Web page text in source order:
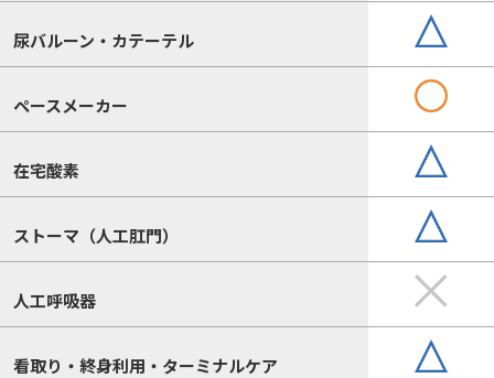
尿バルーン・カテーテル
ペースメーカー
在宅酸素
ストーマ（人工肛門）
人工呼吸器
看取り・終身利用・ターミナルケア